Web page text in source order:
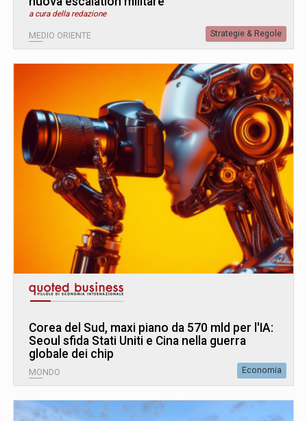
a cura della redazione
MEDIO ORIENTE Strategie & Regole
Corea del Sud, maxi piano da 570 mld per l'IA:
Seoul sfida Stati Uniti e Cina nella guerra
globale dei chip
MONDO Economia